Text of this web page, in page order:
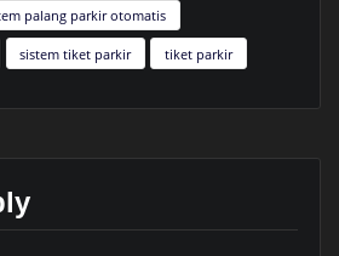
palang parkir otomatis
sistem tiket parkir tiket parkir